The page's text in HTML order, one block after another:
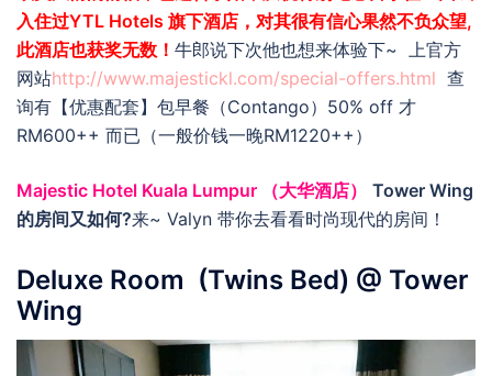
入住过YTL Hotels 旗下酒店，对其很有信心果然不负众望,
此酒店也获奖无数！ 牛郎说下次他也想来体验下~ 上官方
网站http://www.majestickl.com/special-offers.html 查
询有【优惠配套】包早餐（Contango）50% off 才
RM600++ 而已（一般价钱一晚RM1220++）
Majestic Hotel Kuala Lumpur （大华酒店）
Tower Wing
的房间又如何?来~ Valyn 带你去看看时尚现代的房间！
Deluxe Room (Twins Bed) @ Tower
Wing